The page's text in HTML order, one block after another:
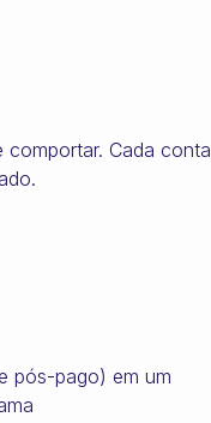
Cada conta
pós-pago) em um